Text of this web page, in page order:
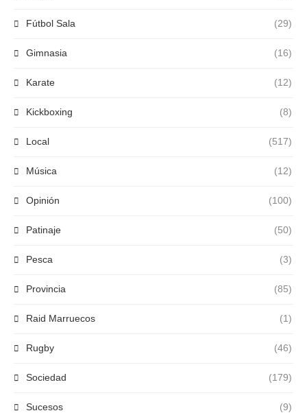
Fútbol Sala (29)
Gimnasia (16)
Karate (12)
Kickboxing (8)
Local (517)
Música (12)
Opinión (100)
Patinaje (50)
Pesca (3)
Provincia (85)
Raid Marruecos (1)
Rugby (46)
Sociedad (179)
Sucesos (9)